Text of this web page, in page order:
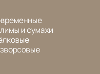
и сумахи